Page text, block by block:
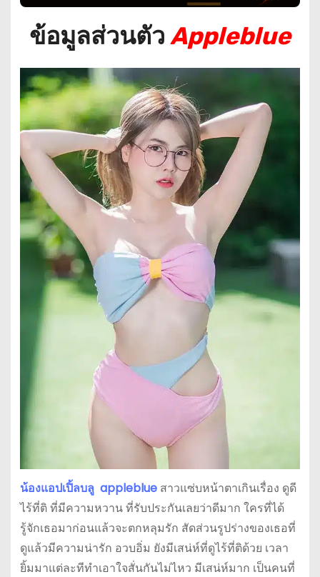
ข้อมูลส่วนตัวAppleblue
น้องแอปเปิ้ลบลู appleblueสาวแซ่บหน้าตาเกินเรื่อง ดูดี
ไร้ที่ติ ที่มีความหวาน ที่รับประกันเลยว่าดีมาก ใครที่ได้
รู้จักเธอมาก่อนแล้วจะตกหลุมรัก สัดส่วนรูปร่างของเธอที่
ดูแล้วมีความน่ารัก อวบอิ่ม ยังมีเสน่ห์ที่ดูไร้ที่ติด้วย เวลา
ยิ้มมาแต่ละทีทำเอาใจสั่นกันไม่ไหว มีเสน่ห์มาก เป็นคนที่